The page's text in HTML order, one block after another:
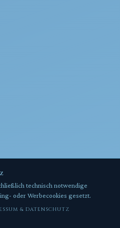
technisch notwendige
oder Werbecookies gesetzt.
& DATENSCHUTZ